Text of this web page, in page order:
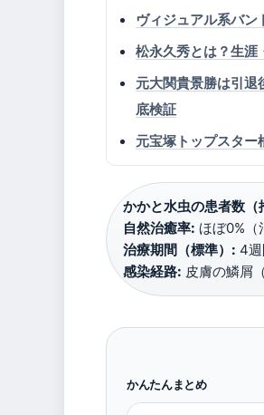
ヴィジュアル系バン
松永久秀とは？生涯
元大関貴景勝は引退
底検証
元宝塚トップスター
かかと水虫の患者数（
自然治癒率: ほぼ0%（
治療期間（標準）: 4
感染経路: 皮膚の鱗屑
かんたんまとめ